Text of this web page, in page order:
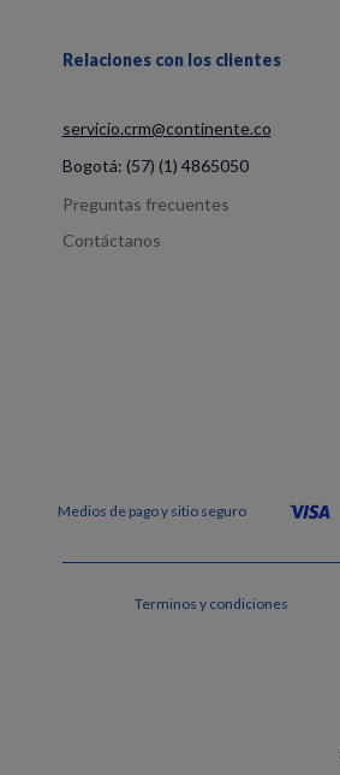
Relaciones con los clientes
servicio.crm@continente.co
Bogotá: (57) (1) 4865050
Preguntas frecuentes
Contáctanos
Terminos y condiciones